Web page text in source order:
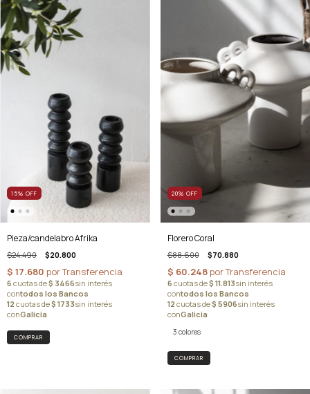
15% OFF
Pieza/candelabro Afrika
$24.490 $20.800
COMPRAR
20% OFF
Florero Coral
$88.600 $70.880
3 colores
COMPRAR